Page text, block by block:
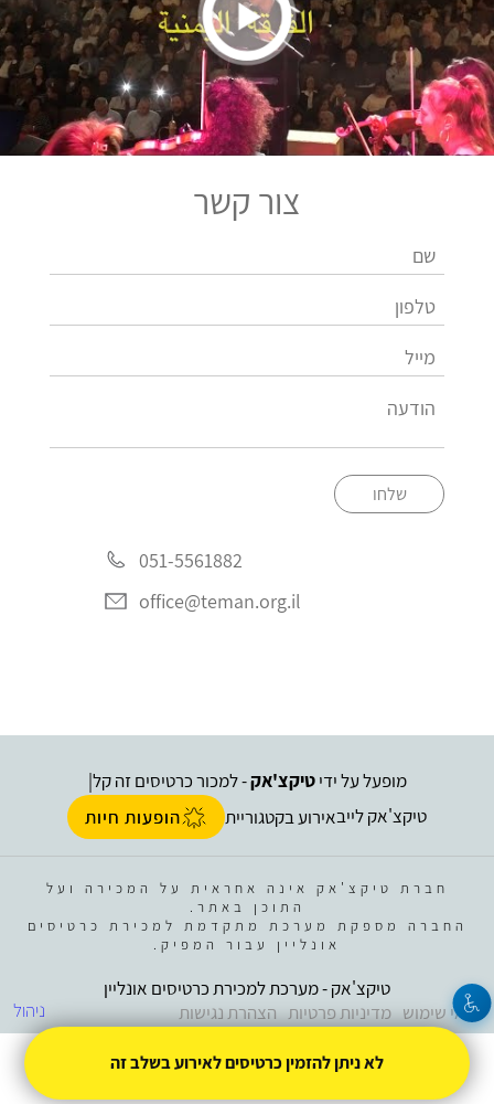
צור קשר
שלחו
051-5561882
office@teman.org.il
מופעל על ידיטיקצ'אק- למכור כרטיסים זה קל|
טיקצ'אק לייבאירוע בקטגוריית הופעות חיות
חברת טיקצ'אק אינה אחראית על המכירה ועל
התוכן באתר.
החברה מספקת מערכת מתקדמת למכירת כרטיסים
אונליין עבור המפיק.
ניהול
טיקצ'אק - מערכת למכירת כרטיסים אונליין
תנאי שימוש מדיניות פרטיות הצהרת נגישות
לא ניתן להזמין כרטיסים לאירוע בשלב זה